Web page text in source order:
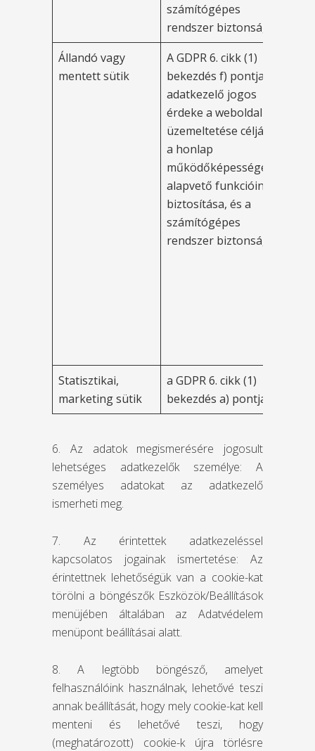
számítógépes
rendszer biztonsága.
Állandó vagy
mentett sütik
A GDPR 6. cikk (1)
bekezdés f) pontja. Az
adatkezelő jogos
érdeke a weboldal
üzemeltetése céljából,
a honlap
működőképességének,
alapvető funkcióinak
biztosítása, és a
számítógépes
rendszer biztonsága
Statisztikai,
marketing sütik
a GDPR 6. cikk (1)
bekezdés a) pontja
6. Az adatok megismerésére jogosult
lehetséges adatkezelők személye: A
személyes adatokat az adatkezelő
ismerheti meg.
7. Az érintettek adatkezeléssel
kapcsolatos jogainak ismertetése: Az
érintettnek lehetőségük van a cookie-kat
törölni a böngészők Eszközök/Beállítások
menüjében általában az Adatvédelem
menüpont beállításai alatt.
8. A legtöbb böngésző, amelyet
felhasználóink használnak, lehetővé teszi
annak beállítását, hogy mely cookie-kat kell
menteni és lehetővé teszi, hogy
(meghatározott) cookie-k újra törlésre